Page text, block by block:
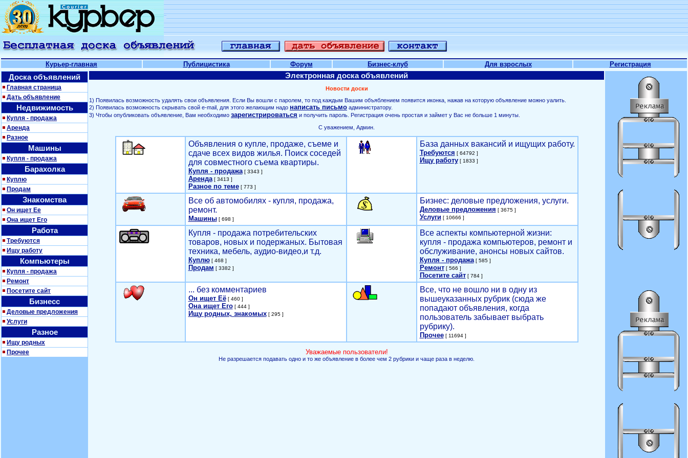
Курьер-главная Публицистика Форум Бизнес-клуб Для взрослых Регистрация
Доска объявлений
Главная страница
Дать объявление
Недвижимость
Купля - продажа
Аренда
Разное
Машины
Купля - продажа
Барахолка
Куплю
Продам
Знакомства
Он ищет Ее
Она ищет Его
Работа
Требуются
Ищу работу
Компьютеры
Купля - продажа
Ремонт
Посетите сайт
Бизнесс
Деловые предложения
Услуги
Разное
Ищу родных
Прочее
Электронная доска объявлений
Новости доски
1) Появилась возможность удалять свои объявления. Если Вы вошли с паролем, то под каждым Вашим объяблением появится иконка, нажав на которую объявление можно уалить.
2) Появилась возможность скрывать свой е-mail, для этого желающим надо написать письмо администратору.
3) Чтобы опубликовать объявление, Вам необходимо зарегистрироваться и получить пароль. Регистрация очень простая и займет у Вас не больше 1 минуты.
С уважением, Админ.
Объявления о купле, продаже, съеме и
сдаче всех видов жилья. Поиск соседей
для совместного съема квартиры.
Купля - продажа[ 3343 ]
Аренда[ 3413 ]
Разное по теме[ 773 ]
База данных вакансий и ищущих работу.
Требуются [ 64792 ]
Ищу работу[ 1833 ]
Все об автомобилях - купля, продажа,
ремонт.
Машины[ 698 ]
Бизнес: деловые предложения, услуги.
Деловые предложения [ 3675 ]
Услуги[ 10666 ]
Купля - продажа потребительских
товаров, новых и подержаных. Бытовая
техника, мебель, аудио-видео,и т.д.
Куплю[ 468 ]
Продам [ 3382 ]
Все аспекты компьютерной жизни:
купля - продажа компьютеров, ремонт и
обслуживание, анонсы новых сайтов.
Купля - продажа[ 585 ]
Ремонт[ 566 ]
Посетите сайт[ 784 ]
... без комментариев
Он ищет Её[ 460 ]
Она ищет Его[ 444 ]
Ищу родных, знакомых[ 295 ]
Все, что не вошло ни в одну из
вышеуказанных рубрик (сюда же
попадают объявления, когда
пользователь забывает выбрать
рубрику).
Прочее[ 11694 ]
Уважаемые пользователи!
Не разрешается подавать одно и то же объявление в более чем 2 рубрики и чаще раза в неделю.